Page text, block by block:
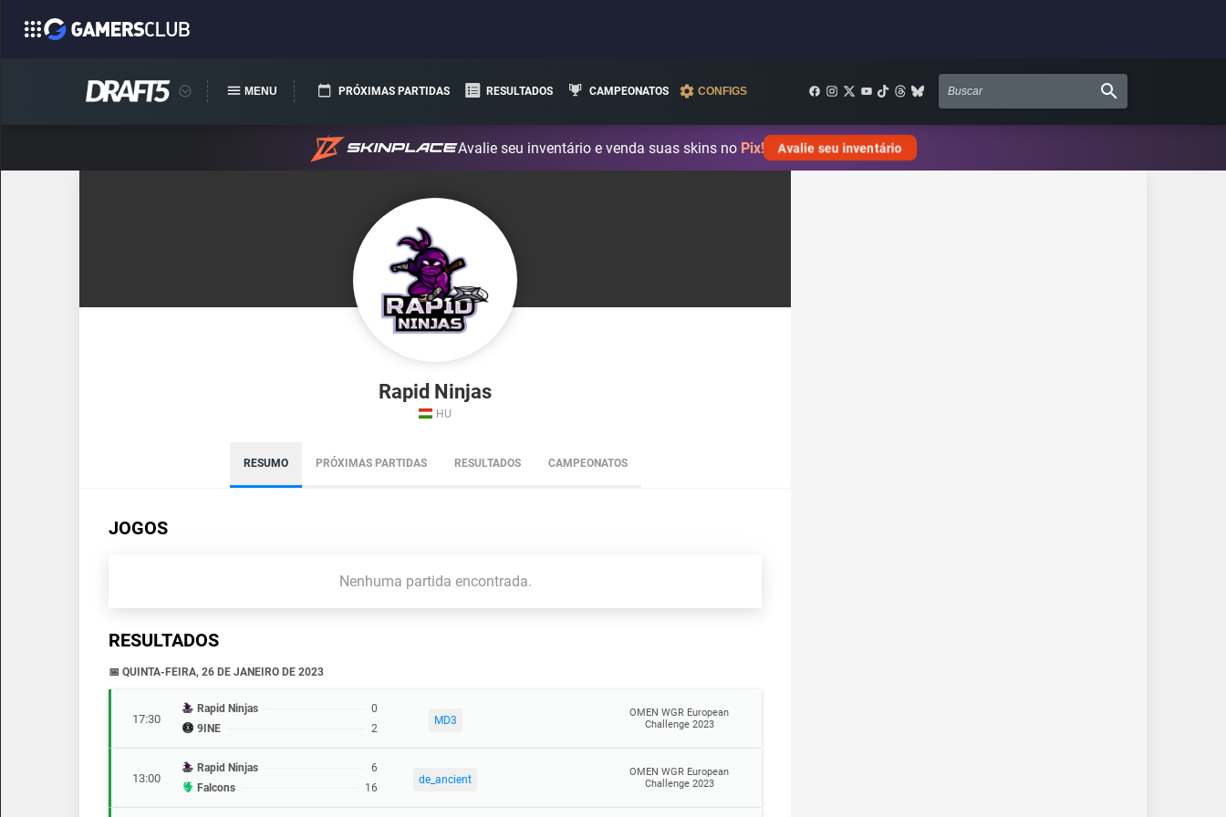
MENU PRÓXIMAS PARTIDAS RESULTADOS CAMPEONATOS CONFIGS
Avalie seu inventário e venda suas skins no Pix! Avalie seu inventário
Rapid Ninjas
HU
RESUMO PRÓXIMAS PARTIDAS RESULTADOS CAMPEONATOS
JOGOS
Nenhuma partida encontrada.
RESULTADOS
📅 QUINTA-FEIRA, 26 DE JANEIRO DE 2023
17:30
Rapid Ninjas
0
9INE
2
MD3
OMEN WGR European
Challenge 2023
13:00
Rapid Ninjas
6
Falcons
16
de_ancient
OMEN WGR European
Challenge 2023